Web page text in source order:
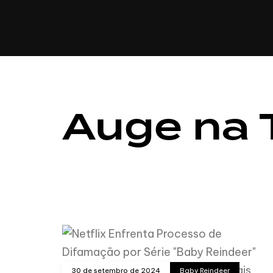
Auge na
30 de setembro de 2024 Baby Reindeer